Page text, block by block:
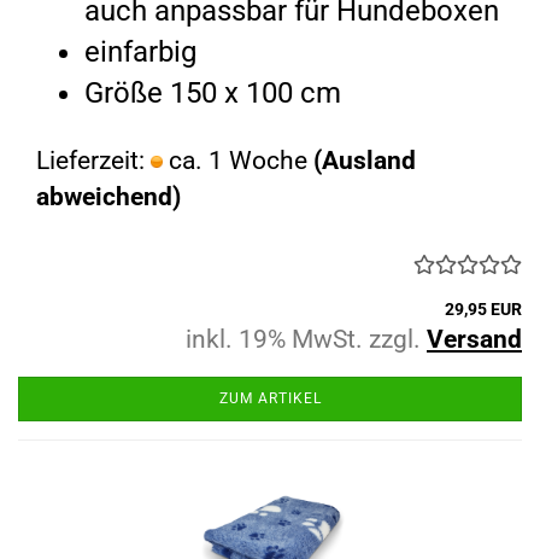
auch anpassbar für Hundeboxen
einfarbig
Größe 150 x 100 cm
Lieferzeit: ca. 1 Woche (Ausland
abweichend)
29,95 EUR
inkl. 19% MwSt. zzgl. Versand
ZUM ARTIKEL